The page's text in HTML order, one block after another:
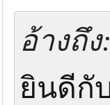
อ้างถึ
ยินดีกั